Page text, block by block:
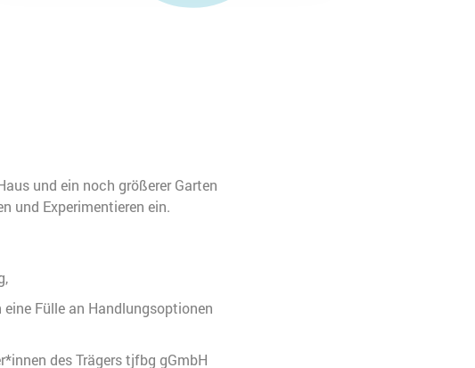
und ein noch größerer Garten
und Experimentieren ein.
Fülle an Handlungsoptionen
des Trägers tjfbg gGmbH